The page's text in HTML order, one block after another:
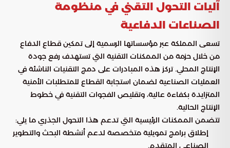
آليات التحول التقني في منظومة
الصناعات الدفاعية
تسعى المملكة عبر مؤسساتها الرسمية إلى تمكين قطاع الدفاع
من خلال حزمة من الممكنات التقنية التي تستهدف رفع جودة
الإنتاج المحلي. تركز هذه المبادرات على دمج التقنيات الناشئة في
العمليات الصناعية لضمان استجابة القطاع للمتطلبات الأمنية
المتزايدة بكفاءة عالية، وتقليص الفجوات التقنية في خطوط
الإنتاج الحالية.
تتضمن الممكنات الرئيسية التي تدعم هذا التحول الجذري ما يلي:
إطلاق برامج تمويلية متخصصة لدعم أنشطة البحث والتطوير
الصناعي المتقدم.